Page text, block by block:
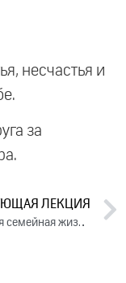
несчастья и
за
ЛЕКЦИЯ
Счастливая семейная жизнь. Лекция 3 (2017)